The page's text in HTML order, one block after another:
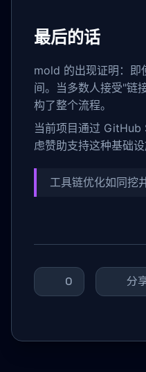
最后的话
mold 的出现证明：即
间。当多数人接受"链
构了整个流程。
当前项目通过 GitHub
虑赞助支持这种基础
工具链优化如同挖
0 分